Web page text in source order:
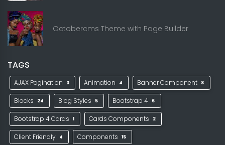
Octobercms Theme with Page Builder
TAGS
AJAX Pagination 3 Animation 4 Banner Component 8
Blocks 24 Blog Styles 5 Bootstrap 4 6
Bootstrap 4 Cards 1 Cards Components 2
Client Friendly 4 Components 15